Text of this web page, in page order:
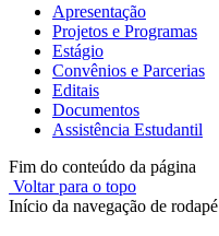
Apresentação
Projetos e Programas
Estágio
Convênios e Parcerias
Editais
Documentos
Assistência Estudantil
Fim do conteúdo da página
Voltar para o topo
Início da navegação de rodapé